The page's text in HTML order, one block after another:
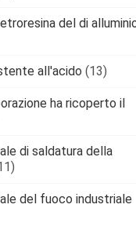
del di
all'acido (13)
ha ricoperto il
di saldatura della
del fuoco industriale